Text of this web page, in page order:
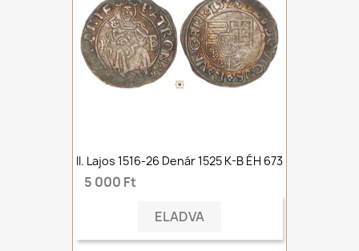
II. Lajos 1516-26 Denár 1525 K-B ÉH 673
5 000 Ft
ELADVA